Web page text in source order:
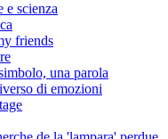
e scienza
friends
una parola
di emozioni